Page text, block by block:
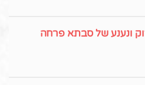
ונענע של סבתא פרחה